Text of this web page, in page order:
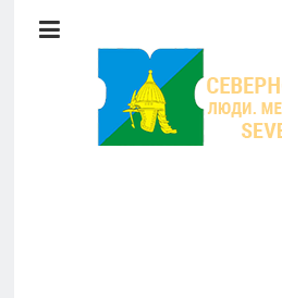
Район
Мероприятия